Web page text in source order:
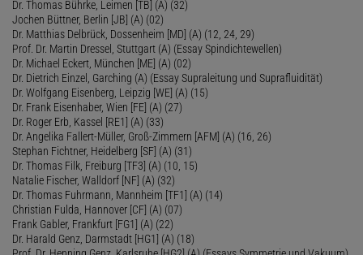
Dr. Thomas Bührke, Leimen [TB] (A) (32)
Jochen Büttner, Berlin [JB] (A) (02)
Dr. Matthias Delbrück, Dossenheim [MD] (A) (12, 24, 29)
Prof. Dr. Martin Dressel, Stuttgart (A) (Essay Spindichtewellen)
Dr. Michael Eckert, München [ME] (A) (02)
Dr. Dietrich Einzel, Garching (A) (Essay Supraleitung und Suprafluidität)
Dr. Wolfgang Eisenberg, Leipzig [WE] (A) (15)
Dr. Frank Eisenhaber, Wien [FE] (A) (27)
Dr. Roger Erb, Kassel [RE1] (A) (33)
Dr. Angelika Fallert-Müller, Groß-Zimmern [AFM] (A) (16, 26)
Stephan Fichtner, Heidelberg [SF] (A) (31)
Dr. Thomas Filk, Freiburg [TF3] (A) (10, 15)
Natalie Fischer, Walldorf [NF] (A) (32)
Dr. Thomas Fuhrmann, Mannheim [TF1] (A) (14)
Christian Fulda, Hannover [CF] (A) (07)
Frank Gabler, Frankfurt [FG1] (A) (22)
Dr. Harald Genz, Darmstadt [HG1] (A) (18)